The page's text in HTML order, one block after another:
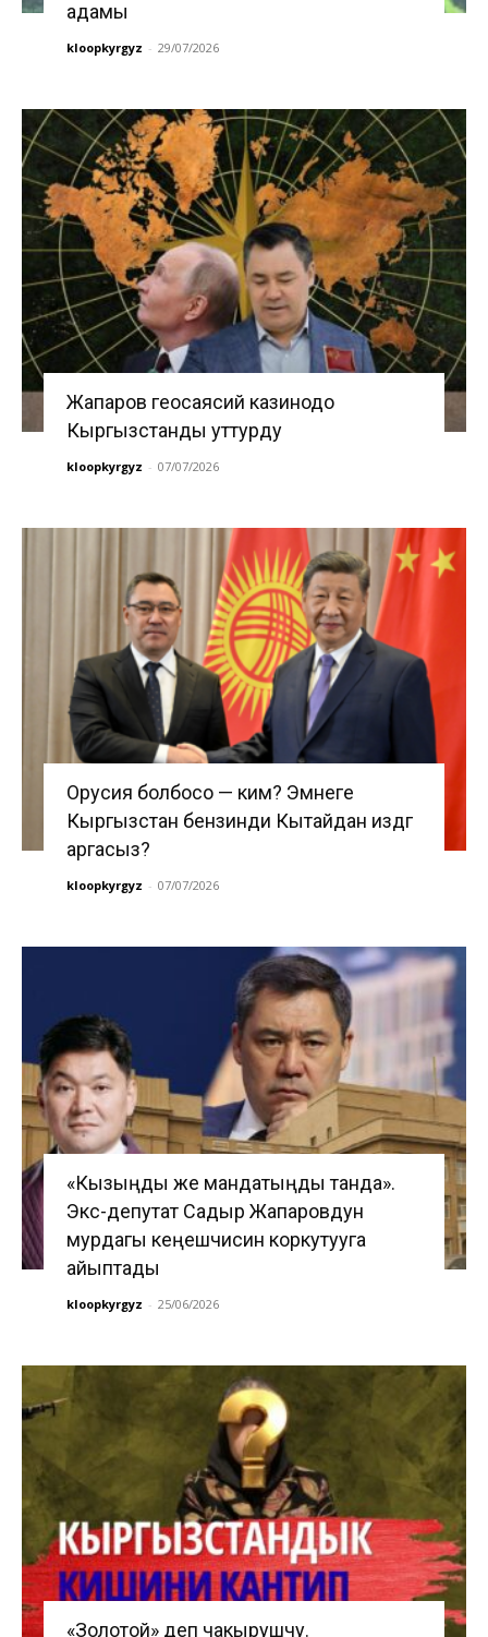
адамы
kloopkyrgyz - 29/07/2026
Жапаров геосаясий казинодо
Кыргызстанды уттурду
kloopkyrgyz - 07/07/2026
Орусия болбосо — ким? Эмнеге
Кыргызстан бензинди Кытайдан издөөгө
аргасыз?
kloopkyrgyz - 07/07/2026
«Кызыңды же мандатыңды танда».
Экс-депутат Садыр Жапаровдун
мурдагы кеңешчисин коркутууга
айыптады
kloopkyrgyz - 25/06/2026
«Золотой» деп чакырушчу.